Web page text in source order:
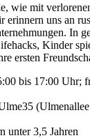
wie mit
erinnern uns an
In
Kinder
ersten
bis 17:00 Uhr;
unter 3,5 Jahren